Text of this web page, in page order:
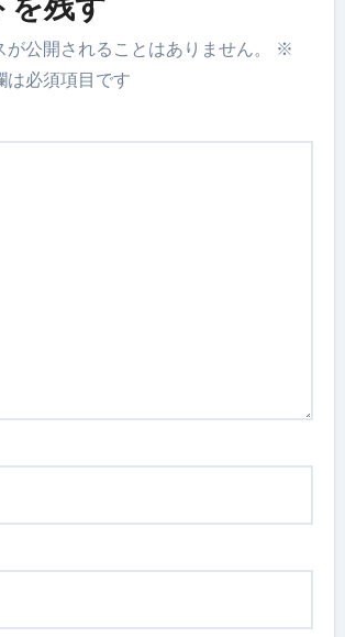
公開されることはありません。
※
は必須項目です